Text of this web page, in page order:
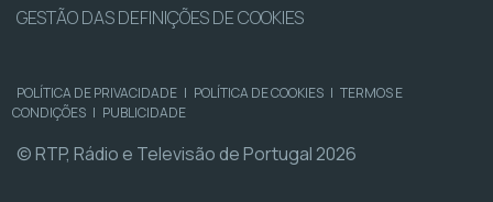
GESTÃO DAS DEFINIÇÕES DE COOKIES
POLÍTICA DE PRIVACIDADE | POLÍTICA DE COOKIES | TERMOS E
CONDIÇÕES | PUBLICIDADE
© RTP, Rádio e Televisão de Portugal 2026